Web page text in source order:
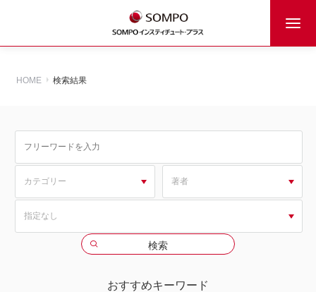
HOME 検索結果
おすすめキーワード